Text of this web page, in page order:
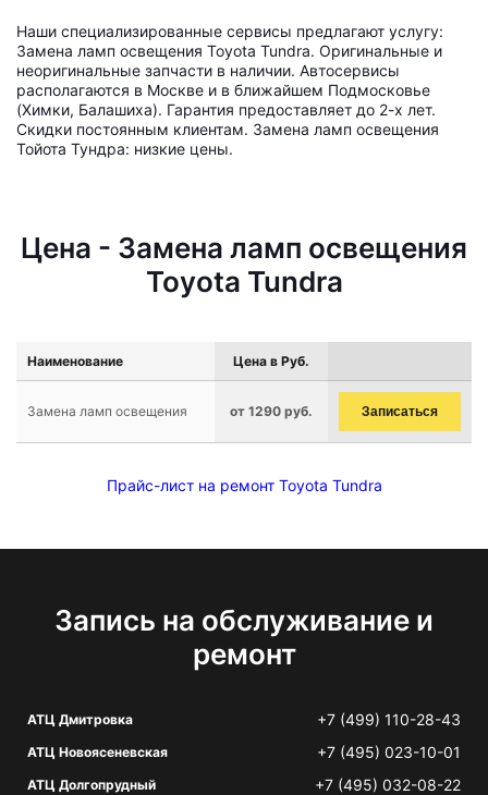
Наши специализированные сервисы предлагают услугу:
Замена ламп освещения Toyota Tundra. Оригинальные и
неоригинальные запчасти в наличии. Автосервисы
располагаются в Москве и в ближайшем Подмосковье
(Химки, Балашиха). Гарантия предоставляет до 2-х лет.
Скидки постоянным клиентам. Замена ламп освещения
Тойота Тундра: низкие цены.
Цена - Замена ламп освещения
Toyota Tundra
Наименование Цена в Руб.
Замена ламп освещения от 1290 руб. Записаться
Прайс-лист на ремонт Toyota Tundra
Запись на обслуживание и
ремонт
АТЦ Дмитровка +7 (499) 110-28-43
АТЦ Новоясеневская +7 (495) 023-10-01
АТЦ Долгопрудный +7 (495) 032-08-22